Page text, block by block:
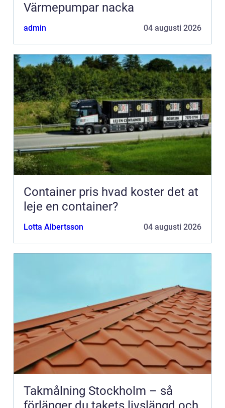
Värmepumpar nacka
admin 04 augusti 2026
Container pris hvad koster det at
leje en container?
Lotta Albertsson 04 augusti 2026
Takmålning Stockholm – så